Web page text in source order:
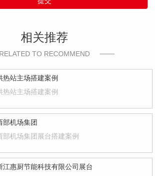
相关推荐
RELATED TO RECOMMEND
热站主场搭建案例
热站主场搭建案例
部机场集团
部机场集团展台搭建案例
江惠厨节能科技有限公司展台